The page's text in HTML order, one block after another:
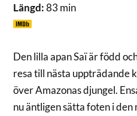
Längd:83 min
Den lilla apan Saï är född
resa till nästa uppträdande
över Amazonas djungel.
nu äntligen sätta foten i